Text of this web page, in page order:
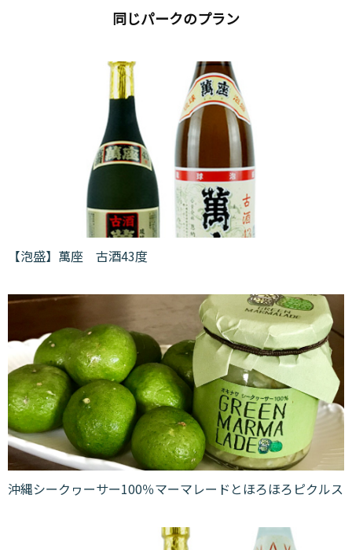
同じパークのプラン
【泡盛】萬座 古酒43度
沖縄シークヮーサー100％マーマレードとほろほろピクルス